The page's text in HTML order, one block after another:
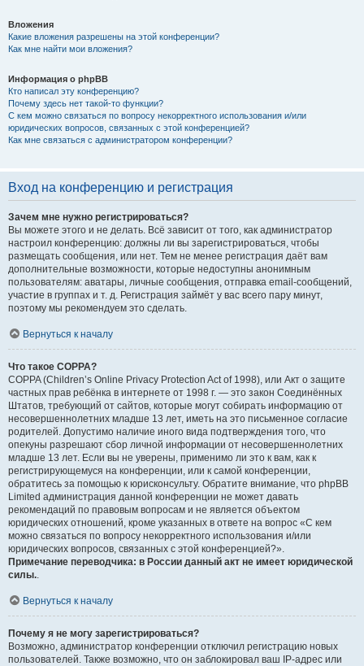
Вложения
Какие вложения разрешены на этой конференции?
Как мне найти мои вложения?
Информация о phpBB
Кто написал эту конференцию?
Почему здесь нет такой-то функции?
С кем можно связаться по вопросу некорректного использования и/или
юридических вопросов, связанных с этой конференцией?
Как мне связаться с администратором конференции?
Вход на конференцию и регистрация
Зачем мне нужно регистрироваться?
Вы можете этого и не делать. Всё зависит от того, как администратор
настроил конференцию: должны ли вы зарегистрироваться, чтобы
размещать сообщения, или нет. Тем не менее регистрация даёт вам
дополнительные возможности, которые недоступны анонимным
пользователям: аватары, личные сообщения, отправка email-сообщений,
участие в группах и т. д. Регистрация займёт у вас всего пару минут,
поэтому мы рекомендуем это сделать.
Вернуться к началу
Что такое COPPA?
COPPA (Children’s Online Privacy Protection Act of 1998), или Акт о защите
частных прав ребёнка в интернете от 1998 г. — это закон Соединённых
Штатов, требующий от сайтов, которые могут собирать информацию от
несовершеннолетних младше 13 лет, иметь на это письменное согласие
родителей. Допустимо наличие иного вида подтверждения того, что
опекуны разрешают сбор личной информации от несовершеннолетних
младше 13 лет. Если вы не уверены, применимо ли это к вам, как к
регистрирующемуся на конференции, или к самой конференции,
обратитесь за помощью к юрисконсульту. Обратите внимание, что phpBB
Limited администрация данной конференции не может давать
рекомендаций по правовым вопросам и не является объектом
юридических отношений, кроме указанных в ответе на вопрос «С кем
можно связаться по вопросу некорректного использования и/или
юридических вопросов, связанных с этой конференцией?».
Примечание переводчика: в России данный акт не имеет юридической
силы..
Вернуться к началу
Почему я не могу зарегистрироваться?
Возможно, администратор конференции отключил регистрацию новых
пользователей. Также возможно, что он заблокировал ваш IP-адрес или